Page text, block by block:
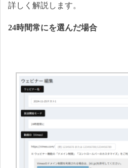
詳しく解説します。
24時間常にを選んだ場合